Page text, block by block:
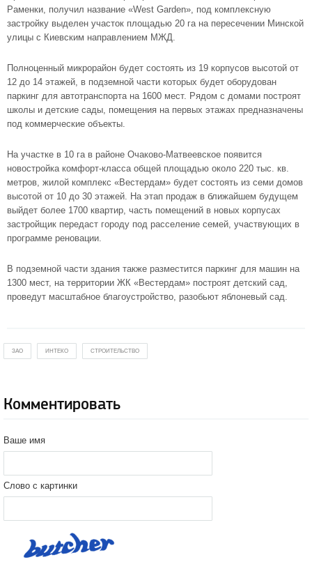
Раменки, получил название «West Garden», под комплексную
застройку выделен участок площадью 20 га на пересечении Минской
улицы с Киевским направлением МЖД.
Полноценный микрорайон будет состоять из 19 корпусов высотой от
12 до 14 этажей, в подземной части которых будет оборудован
паркинг для автотранспорта на 1600 мест. Рядом с домами построят
школы и детские сады, помещения на первых этажах предназначены
под коммерческие объекты.
На участке в 10 га в районе Очаково-Матвеевское появится
новостройка комфорт-класса общей площадью около 220 тыс. кв.
метров, жилой комплекс «Вестердам» будет состоять из семи домов
высотой от 10 до 30 этажей. На этап продаж в ближайшем будущем
выйдет более 1700 квартир, часть помещений в новых корпусах
застройщик передаст городу под расселение семей, участвующих в
программе реновации.
В подземной части здания также разместится паркинг для машин на
1300 мест, на территории ЖК «Вестердам» построят детский сад,
проведут масштабное благоустройство, разобьют яблоневый сад.
ЗАО ИНТЕКО СТРОИТЕЛЬСТВО
Комментировать
Ваше имя
Слово с картинки